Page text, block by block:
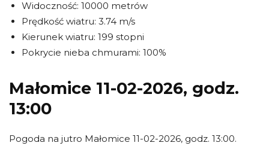
Widoczność: 10000 metrów
Prędkość wiatru: 3.74 m/s
Kierunek wiatru: 199 stopni
Pokrycie nieba chmurami: 100%
Małomice 11-02-2026, godz.
13:00
Pogoda na jutro Małomice 11-02-2026, godz. 13:00.